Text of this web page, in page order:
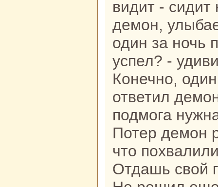
видит -
демон,
один за ночь
успел? -
Конечно,
ответил
подмога
Потер демон
что
Отдашь свой